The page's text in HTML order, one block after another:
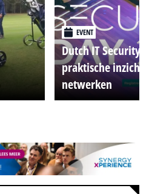
EVENT
Dutch IT Security
praktische
netwerken